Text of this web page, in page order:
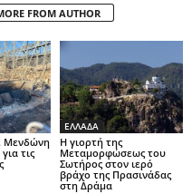
FROM AUTHOR
Μενδώνη
τις
ΕΛΛΑΔΑ
Η γιορτή της
Μεταμορφώσεως του
Σωτήρος στον ιερό
βράχο της Πρασινάδας
στη Δράμα